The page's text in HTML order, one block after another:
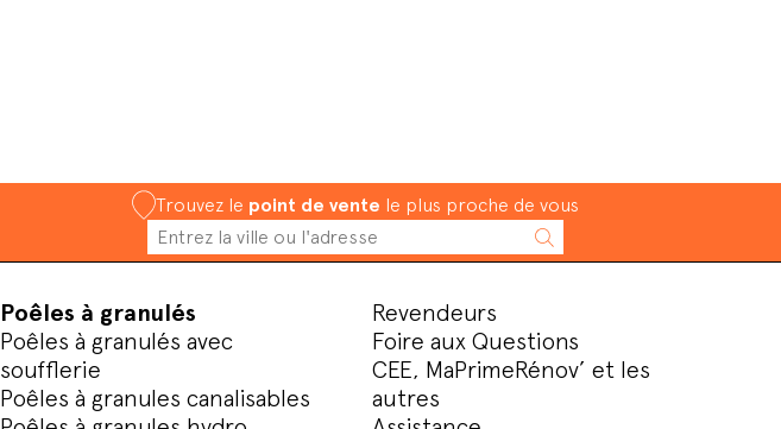
Trouvez le point de vente le plus proche de vous
Poêles à granulés
Poêles à granulés avec
soufflerie
Poêles à granules canalisables
Revendeurs
Foire aux Questions
CEE, MaPrimeRénov’ et les
autres